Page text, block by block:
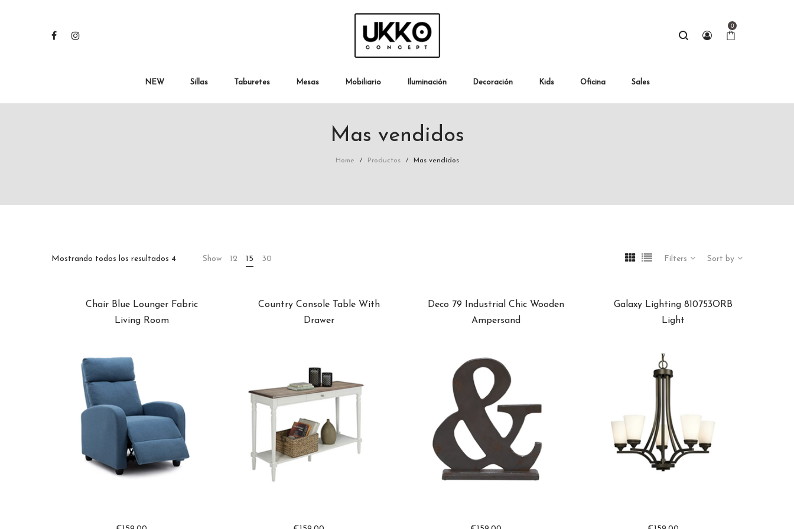
0
NEW Sillas Taburetes Mesas Mobiliario Iluminación Decoración Kids Oficina Sales
Mas vendidos
Home / Productos / Mas vendidos
Mostrando todos los resultados 4 Show 12 15 30 Filters Sort by
Chair Blue Lounger Fabric
Living Room
Country Console Table With
Drawer
Deco 79 Industrial Chic Wooden
Ampersand
Galaxy Lighting 810753ORB
Light